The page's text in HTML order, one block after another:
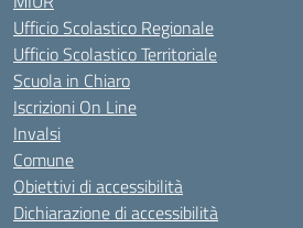
Ufficio Scolastico Regionale
Ufficio Scolastico Territoriale
Scuola in Chiaro
Iscrizioni On Line
Invalsi
Comune
Obiettivi di accessibilità
Dichiarazione di accessibilità